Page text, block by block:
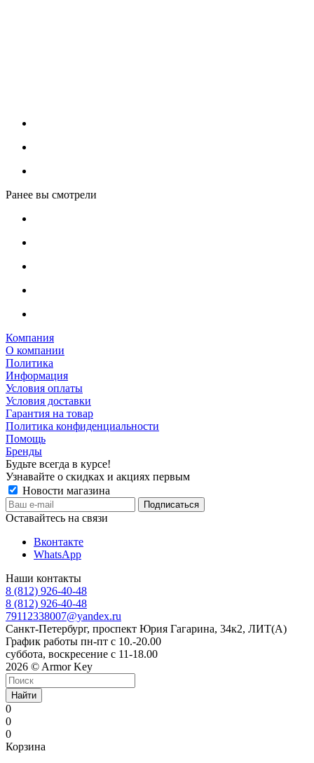
Ранее вы смотрели
Компания
О компании
Политика
Информация
Условия оплаты
Условия доставки
Гарантия на товар
Политика конфиденциальности
Помощь
Бренды
Будьте всегда в курсе!
Узнавайте о скидках и акциях первым
Новости магазина
Оставайтесь на связи
Вконтакте
WhatsApp
Наши контакты
8 (812) 926-40-48
8 (812) 926-40-48
79112338007@yandex.ru
Санкт-Петербург, проспект Юрия Гагарина, 34к2, ЛИТ(А)
График работы пн-пт с 10.-20.00
суббота, воскресение с 11-18.00
2026 © Armor Key
Найти
0
0
0
Корзина